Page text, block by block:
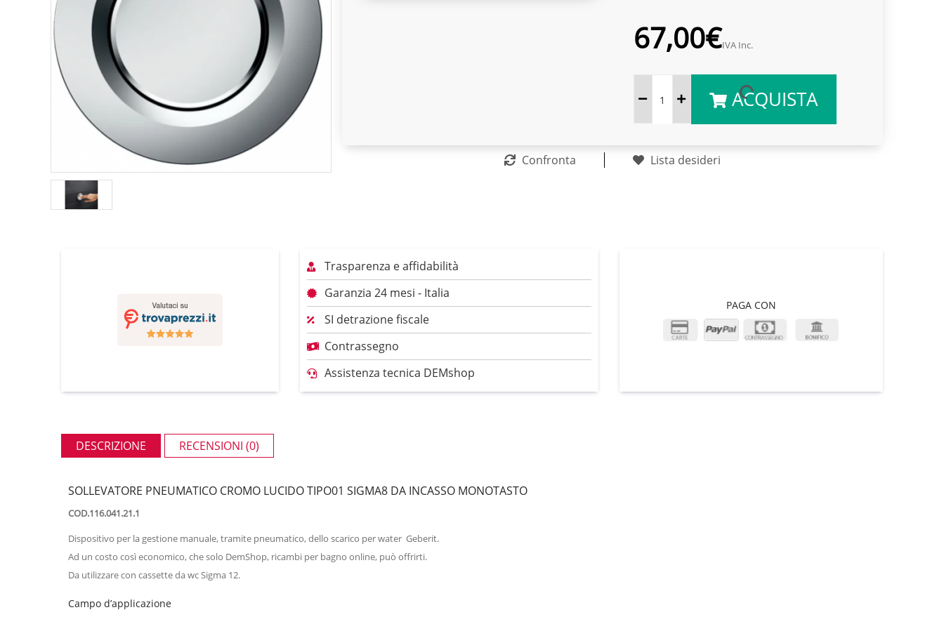
67,00€IVA Inc.
ACQUISTA
Confronta Lista desideri
Trasparenza e affidabilità
Garanzia 24 mesi - Italia
SI detrazione fiscale
Contrassegno
Assistenza tecnica DEMshop
PAGA CON
DESCRIZIONE RECENSIONI (0)
SOLLEVATORE PNEUMATICO CROMO LUCIDO TIPO01 SIGMA8 DA INCASSO MONOTASTO
COD.116.041.21.1
Dispositivo per la gestione manuale, tramite pneumatico, dello scarico per water Geberit.
Ad un costo così economico, che solo DemShop, ricambi per bagno online, può offrirti.
Da utilizzare con cassette da wc Sigma 12.
Campo d’applicazione